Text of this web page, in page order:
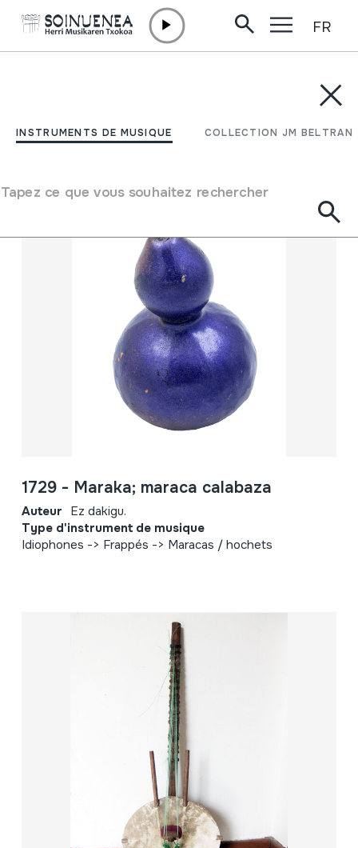
INSTRUMENTS DE MUSIQUE COLLECTION JM BELTRAN
Tapez ce que vous souhaitez rechercher
FR
COLLECTION JM BELTRAN
Filtrer
1729 - Maraka; maraca calabaza
Auteur Ez dakigu.
Type d'instrument de musique
Idiophones -> Frappés -> Maracas / hochets